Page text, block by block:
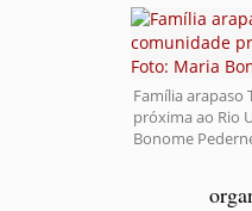
Família arapaso
próxima ao Rio
Bonome